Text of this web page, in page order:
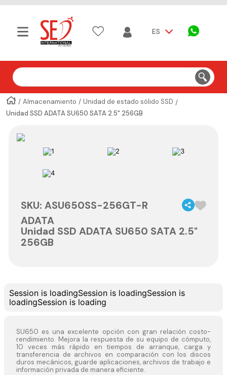
ES
Buscar
Almacenamiento
Unidad de estado sólido SSD
Unidad SSD ADATA SU650 SATA 2.5" 256GB
SKU: ASU650SS-256GT-R
ADATA
Unidad SSD ADATA SU650 SATA 2.5"
256GB
Session is loadingSession is loadingSession is
loadingSession is loading
SU650 es una excelente opción con gran relación costo-
rendimiento. Mejora la respuesta de su equipo de cómputo,
10 veces más rápido en tiempos de arranque, carga y
transferencia de archivos en comparación con los discos
duros mecánicos, guarde aplicaciones, archivos de trabajo e
información privada de manera eficiente.